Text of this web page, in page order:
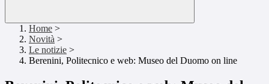
Home >
Novità >
Le notizie >
Berenini, Politecnico e web: Museo del Duomo on line